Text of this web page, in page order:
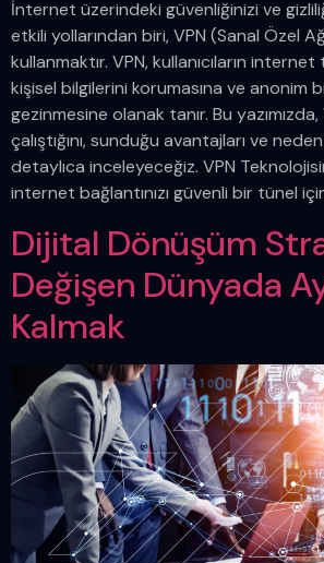
İnternet üzerindeki güvenliğinizi ve
etkili yollarından biri, VPN (Sanal Özel
kullanmaktır. VPN, kullanıcıların
kişisel bilgilerini korumasına ve anonim
gezinmesine olanak tanır. Bu yazımızda,
çalıştığını, sunduğu avantajları ve
detaylıca inceleyeceğiz. VPN
internet bağlantınızı güvenli bir tünel
Dijital Dönüşüm
Değişen Dünyada
Kalmak